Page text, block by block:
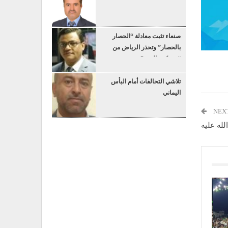
عليه
صنعاء تثبت معادلة “الحصار
بالحصار” وتحذر الرياض من
“عسكرة البحر”
تلاشي التحالفات أمام البأس
اليماني